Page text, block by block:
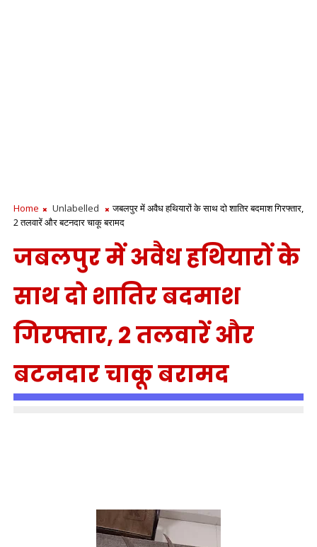
Home Unlabelled
जबलपुर में अवैध हथियारों के साथ दो शातिर बदमाश गिरफ्तार,
2 तलवारें और बटनदार चाकू बरामद
जबलपुर में अवैध हथियारों के
साथ दो शातिर बदमाश
गिरफ्तार, 2 तलवारें और
बटनदार चाकू बरामद